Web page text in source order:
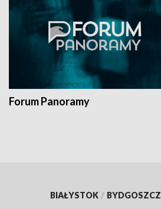
Forum Panoramy
BIAŁYSTOK / BYDGOSZCZ